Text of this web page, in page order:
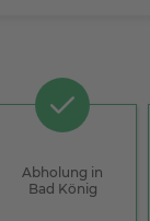
Abholung in
Bad König